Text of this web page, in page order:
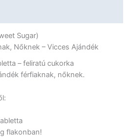
Sugar)
Nőknek – Vicces Ajándék
– feliratú cukorka
férfiaknak, nőknek.
flakonban!